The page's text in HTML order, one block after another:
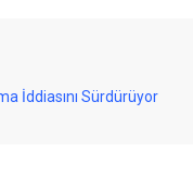
İddiasını Sürdürüyor